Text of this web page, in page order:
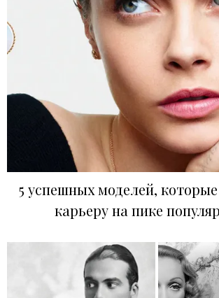
5 успешных моделей,
карьеру на пике